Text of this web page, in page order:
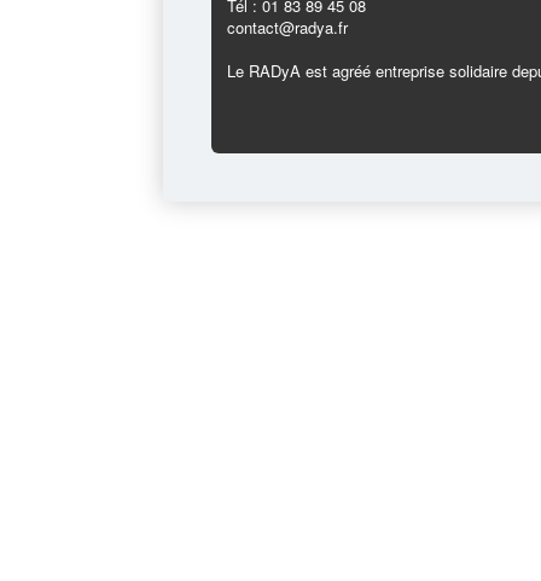
Tél : 01 83 89 45 08
contact@radya.fr
Le RADyA est agréé entreprise solidaire